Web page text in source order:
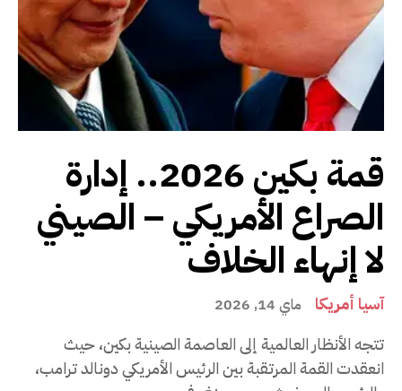
قمة بكين 2026.. إدارة
الصراع الأمريكي – الصيني
لا إنهاء الخلاف
آسيا أمريكا ماي 14, 2026
تتجه الأنظار العالمية إلى العاصمة الصينية بكين، حيث
انعقدت القمة المرتقبة بين الرئيس الأمريكي دونالد ترامب،